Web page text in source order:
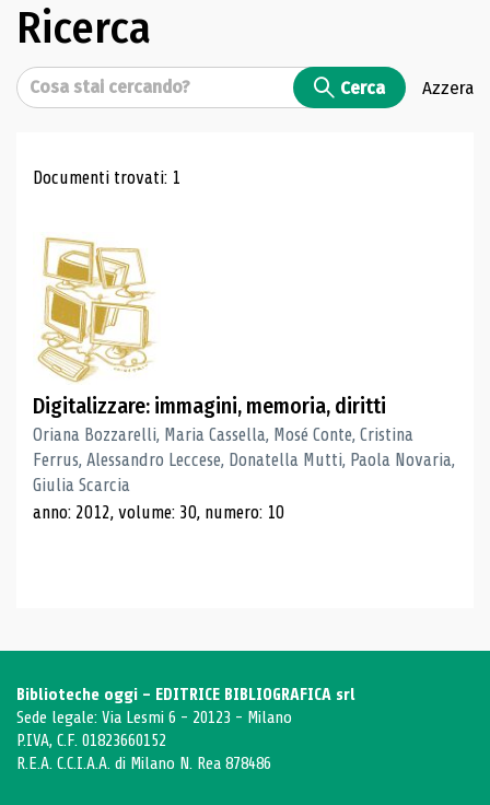
Ricerca
Cerca Cerca Azzera
Risultati di ricerca
Documenti trovati: 1
Digitalizzare: immagini, memoria, diritti
Oriana Bozzarelli, Maria Cassella, Mosé Conte, Cristina
Ferrus, Alessandro Leccese, Donatella Mutti, Paola Novaria,
Giulia Scarcia
anno: 2012, volume: 30, numero: 10
Biblioteche oggi - EDITRICE BIBLIOGRAFICA srl
Sede legale: Via Lesmi 6 - 20123 - Milano
P.IVA, C.F. 01823660152
R.E.A. C.C.I.A.A. di Milano N. Rea 878486